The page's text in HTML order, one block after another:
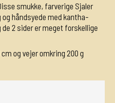
smukke, farverige Sjaler
håndsyede med kantha-
2 sider er meget forskellige
og vejer omkring 200 g